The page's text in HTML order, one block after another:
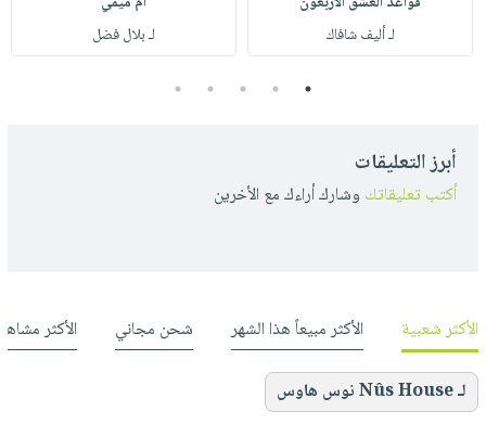
لـ أليف شافاك
لـ بلال فضل
1
2
3
4
5
أبرز التعليقات
أكتب تعليقاتك وشارك أراءك مع الأخرين
الأكثر شعبية الأكثر مبيعاً هذا الشهر شحن مجاني الأكثر
لـ Nûs House نوس هاوس